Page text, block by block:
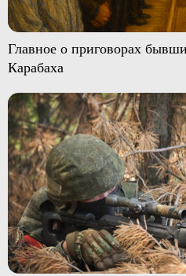
Главное о приговорах
Карабаха